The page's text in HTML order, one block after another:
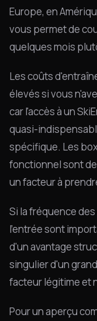
Europe, en
vous permet de
quelques mois
Les coûts
élevés si vous
car l'accès à un
quasi-
spécifique. Les
fonctionnel sont
un facteur à
Si la fréquence
l'entrée sont
d'un avantage
singulier d'un
facteur légitime et
Pour un aperçu